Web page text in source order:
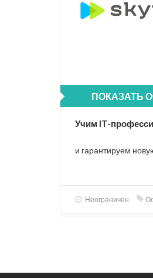
ПОКАЗАТЬ
Учим IT-
и гарантируем
Неограничен